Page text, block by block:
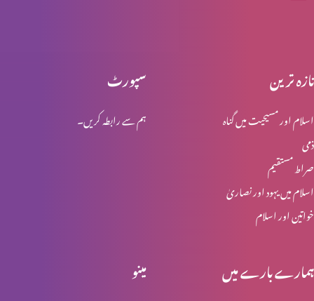
اخلاقی احتساب : اجر عظیم (حصہ 1)
اخلاقی احتساب: پہاڑی واعظ (حصہ 4)
سپورٹ
ہم سے رابطہ کریں۔
تازہ ترین
اسلام اور مسیحیت میں گناہ
ذمی
صراط مستقیم
اسلام میں یہود اور نصاریٰ
خواتین اور اسلام
مینو ہمارے بارے میں